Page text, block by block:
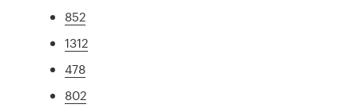
852
1312
478
802